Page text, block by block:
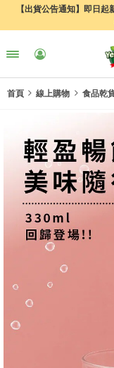
【出貨公告通知】即日
首頁 線上購物 食品乾